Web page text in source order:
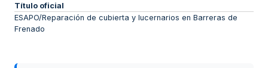
Título oficial
ESAPO/Reparación de cubierta y lucernarios en Barreras de
Frenado